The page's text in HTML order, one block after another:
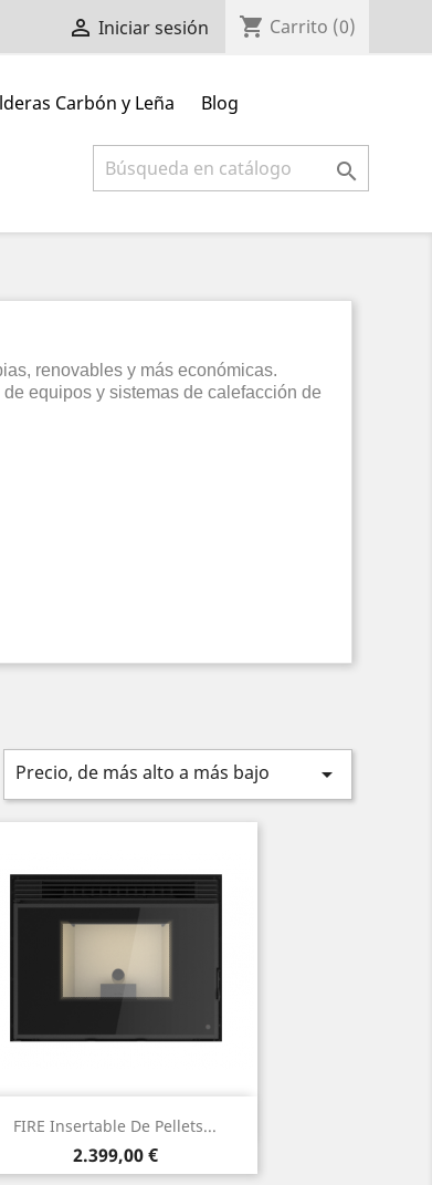
 Iniciar sesión shopping_cart Carrito (0)
Carbón y Leña Blog

renovables y más económicas.
equipos y sistemas de calefacción de
Precio, de más alto a más bajo 
FIRE Insertable De Pellets...
Precio
2.399,00 €
Vista rápida